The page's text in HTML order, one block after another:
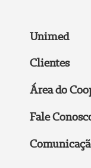
Unimed
Clientes
Área do
Fale